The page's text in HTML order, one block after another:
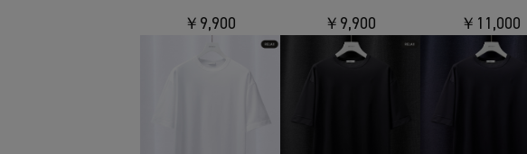
￥9,900 ￥9,900 ￥11,000